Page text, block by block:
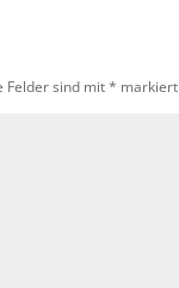
Felder sind mit* markiert